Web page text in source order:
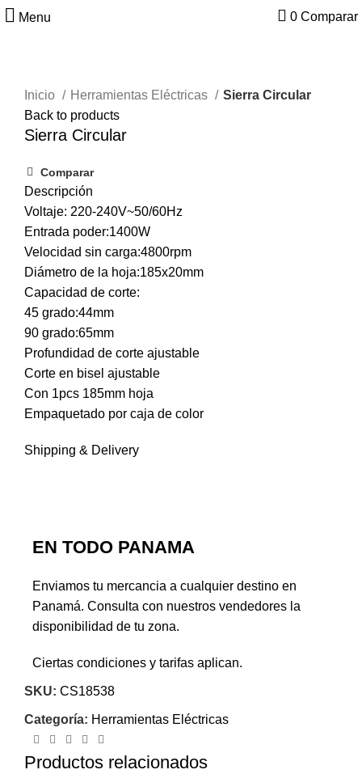
Menu 0 Comparar
Inicio Herramientas Eléctricas
Sierra Circular
Back to products
Sierra Circular
Comparar
Descripción
Voltaje: 220-240V~50/60Hz
Entrada poder:1400W
Velocidad sin carga:4800rpm
Diámetro de la hoja:185x20mm
Capacidad de corte:
45 grado:44mm
90 grado:65mm
Profundidad de corte ajustable
Corte en bisel ajustable
Con 1pcs 185mm hoja
Empaquetado por caja de color
Shipping & Delivery
EN TODO PANAMA
Enviamos tu mercancia a cualquier destino en
Panamá. Consulta con nuestros vendedores la
disponibilidad de tu zona.
Ciertas condiciones y tarifas aplican.
SKU: CS18538
Categoría: Herramientas Eléctricas
Productos relacionados